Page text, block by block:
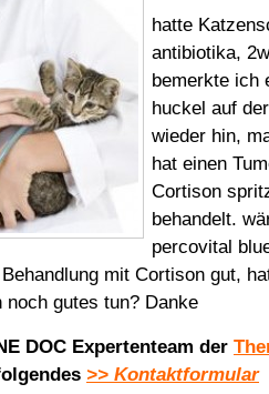
hatte
antibiotika,
bemerkte ich
huckel auf
wieder hin,
hat einen
Cortison
behandelt.
percovital
mit Cortison gut,
noch gutes tun? Danke
DOC Expertenteam der
>> Kontaktformular